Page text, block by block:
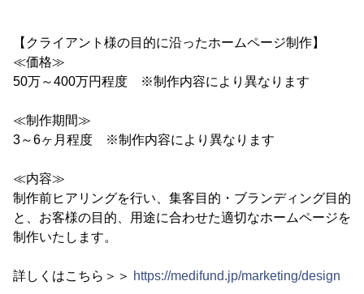
【クライアント様の目的に沿ったホームページ制作】
≪価格≫
50万～400万円程度 ※制作内容により異なります
≪制作期間≫
3～6ヶ月程度 ※制作内容により異なります
≪内容≫
制作前ヒアリングを行い、集客目的・ブランディング目的
と、お客様の目的、用途に合わせた適切なホームページを
制作いたします。
詳しくはこちら＞＞ https://medifund.jp/marketing/design